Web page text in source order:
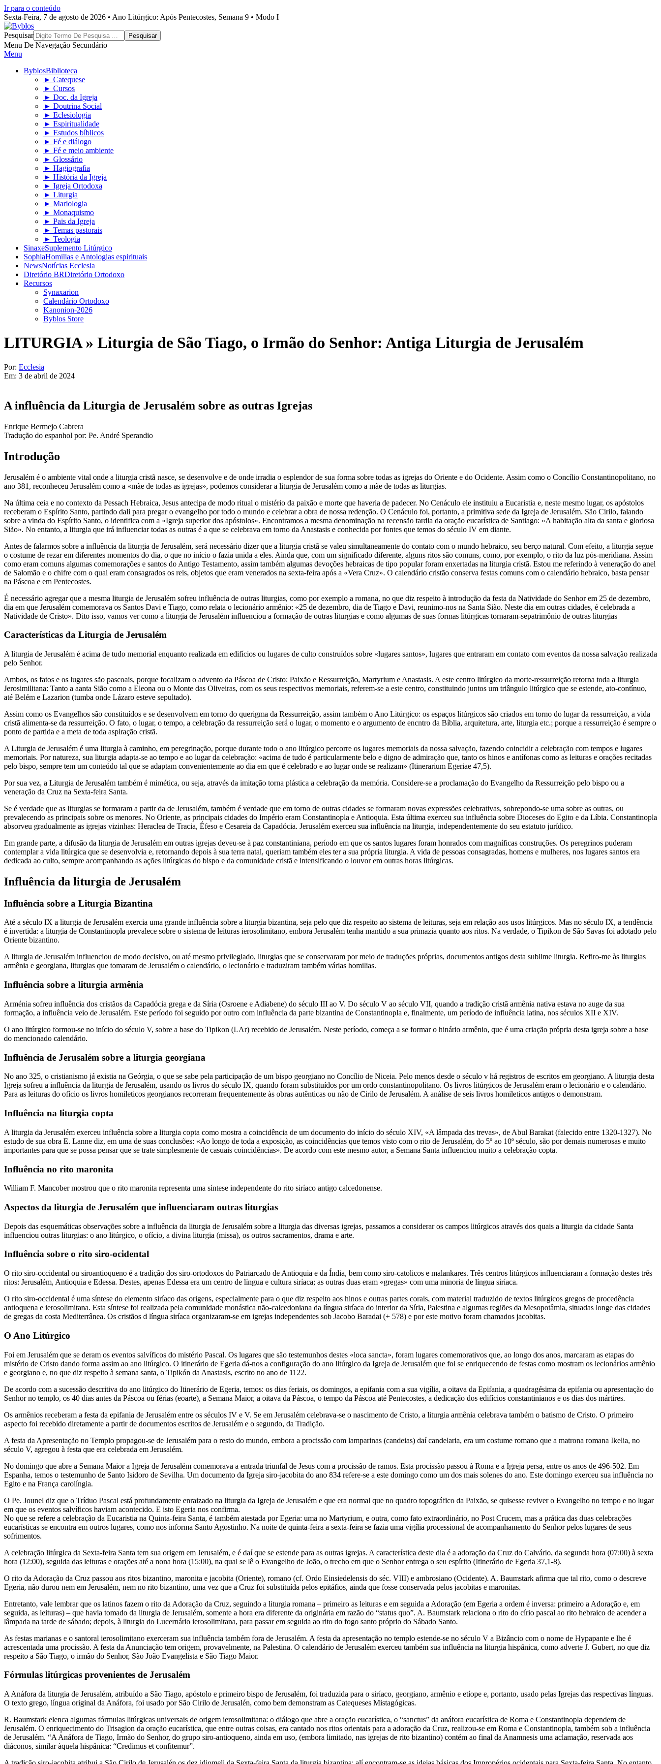
Ir para o conteúdo
Sexta-Feira, 7 de agosto de 2026 • Ano Litúrgico: Após Pentecostes, Semana 9 • Modo I
Byblos
Pesquisar
Menu De Navegação Secundário
Menu
ByblosBiblioteca
► Catequese
► Cursos
► Doc. da Igreja
► Doutrina Social
► Eclesiologia
► Espiritualidade
► Estudos bíblicos
► Fé e diálogo
► Fé e meio ambiente
► Glossário
► Hagiografia
► História da Igreja
► Igreja Ortodoxa
► Liturgia
► Mariologia
► Monaquismo
► Pais da Igreja
► Temas pastorais
► Teologia
SinaxeSuplemento Litúrgico
SophiaHomilias e Antologias espirituais
NewsNotícias Ecclesia
Diretório BRDiretório Ortodoxo
Recursos
Synaxarion
Calendário Ortodoxo
Kanonion-2026
Byblos Store
LITURGIA » Liturgia de São Tiago, o Irmão do Senhor: Antiga Liturgia de Jerusalém
Por: Ecclesia
Em: 3 de abril de 2024
A influência da Liturgia de Jerusalém sobre as outras Igrejas
Enrique Bermejo Cabrera
Tradução do espanhol por: Pe. André Sperandio
Introdução
Jerusalém é o ambiente vital onde a liturgia cristã nasce, se desenvolve e de onde irradia o esplendor de sua forma sobre todas as igrejas do Oriente e do Ocidente. Assim como o Concílio Constantinopolitano, no
ano 381, reconheceu Jerusalém como a «mãe de todas as igrejas», podemos considerar a liturgia de Jerusalém como a mãe de todas as liturgias.
Na última ceia e no contexto da Pessach Hebraica, Jesus antecipa de modo ritual o mistério da paixão e morte que haveria de padecer. No Cenáculo ele instituiu a Eucaristia e, neste mesmo lugar, os apóstolos
receberam o Espírito Santo, partindo dali para pregar o evangelho por todo o mundo e celebrar a obra de nossa redenção. O Cenáculo foi, portanto, a primitiva sede da Igreja de Jerusalém. São Cirilo, falando
sobre a vinda do Espírito Santo, o identifica com a «Igreja superior dos apóstolos». Encontramos a mesma denominação na recensão tardia da oração eucarística de Santiago: «A habitação alta da santa e gloriosa
Sião». No entanto, a liturgia que irá influenciar todas as outras é a que se celebrava em torno da Anastasis e conhecida por fontes que temos do século IV em diante.
Antes de falarmos sobre a influência da liturgia de Jerusalém, será necessário dizer que a liturgia cristã se valeu simultaneamente do contato com o mundo hebraico, seu berço natural. Com efeito, a liturgia segue
o costume de rezar em diferentes momentos do dia, o que no início o fazia unida a eles. Ainda que, com um significado diferente, alguns ritos são comuns, como, por exemplo, o rito da luz pós-meridiana. Assim
como eram comuns algumas comemorações e santos do Antigo Testamento, assim também algumas devoções hebraicas de tipo popular foram enxertadas na liturgia cristã. Estou me referindo à veneração do anel
de Salomão e o chifre com o qual eram consagrados os reis, objetos que eram venerados na sexta-feira após a «Vera Cruz». O calendário cristão conserva festas comuns com o calendário hebraico, basta pensar
na Páscoa e em Pentecostes.
É necessário agregar que a mesma liturgia de Jerusalém sofreu influência de outras liturgias, como por exemplo a romana, no que diz respeito à introdução da festa da Natividade do Senhor em 25 de dezembro,
dia em que Jerusalém comemorava os Santos Davi e Tiago, como relata o lecionário armênio: «25 de dezembro, dia de Tiago e Davi, reunimo-nos na Santa Sião. Neste dia em outras cidades, é celebrada a
Natividade de Cristo». Dito isso, vamos ver como a liturgia de Jerusalém influenciou a formação de outras liturgias e como algumas de suas formas litúrgicas tornaram-sepatrimônio de outras liturgias
Características da Liturgia de Jerusalém
A liturgia de Jerusalém é acima de tudo memorial enquanto realizada em edifícios ou lugares de culto construídos sobre «lugares santos», lugares que entraram em contato com eventos da nossa salvação realizada
pelo Senhor.
Ambos, os fatos e os lugares são pascoais, porque focalizam o advento da Páscoa de Cristo: Paixão e Ressurreição, Martyrium e Anastasis. A este centro litúrgico da morte-ressurreição retorna toda a liturgia
Jerosimilitana: Tanto a aanta Sião como a Eleona ou o Monte das Oliveiras, com os seus respectivos memoriais, referem-se a este centro, constituindo juntos um triângulo litúrgico que se estende, ato-contínuo,
até Belém e Lazarion (tumba onde Lázaro esteve sepultado).
Assim como os Evangelhos são constituídos e se desenvolvem em torno do querigma da Ressurreição, assim também o Ano Litúrgico: os espaços litúrgicos são criados em torno do lugar da ressurreição, a vida
cristã alimenta-se da ressurreição. O fato, o lugar, o tempo, a celebração da ressurreição será o lugar, o momento e o argumento de encntro da Bíblia, arquitetura, arte, liturgia etc.; porque a ressurreição é sempre o
ponto de partida e a meta de toda aspiração cristã.
A Liturgia de Jerusalém é uma liturgia à caminho, em peregrinação, porque durante todo o ano litúrgico percorre os lugares memoriais da nossa salvação, fazendo coincidir a celebração com tempos e lugares
memoriais. Por natureza, sua liturgia adapta-se ao tempo e ao lugar da celebração: «acima de tudo é particularmente belo e digno de admiração que, tanto os hinos e antífonas como as leituras e orações recitadas
pelo bispo, sempre tem um conteúdo tal que se adaptam convenientemente ao dia em que é celebrado e ao lugar onde se realizam» (Itinerarium Egeriae 47,5).
Por sua vez, a Liturgia de Jerusalém também é mimética, ou seja, através da imitação torna plástica a celebração da memória. Considere-se a proclamação do Evangelho da Ressurreição pelo bispo ou a
veneração da Cruz na Sexta-feira Santa.
Se é verdade que as liturgias se formaram a partir da de Jerusalém, também é verdade que em torno de outras cidades se formaram novas expressões celebrativas, sobrepondo-se uma sobre as outras, ou
prevalecendo as principais sobre os menores. No Oriente, as principais cidades do Império eram Constantinopla e Antioquia. Esta última exerceu sua influência sobre Dioceses do Egito e da Líbia. Constantinopla
absorveu gradualmente as igrejas vizinhas: Heraclea de Tracia, Éfeso e Cesareia da Capadócia. Jerusalém exerceu sua influência na liturgia, independentemente do seu estatuto jurídico.
Em grande parte, a difusão da liturgia de Jerusalém em outras igrejas deveu-se à paz constantiniana, período em que os santos lugares foram honrados com magníficas construções. Os peregrinos puderam
contemplar a vida litúrgica que se desenvolvia e, retornando depois à sua terra natal, queriam também eles ter a sua própria liturgia. A vida de pessoas consagradas, homens e mulheres, nos lugares santos era
dedicada ao culto, sempre acompanhando as ações litúrgicas do bispo e da comunidade cristã e intensificando o louvor em outras horas litúrgicas.
Influência da liturgia de Jerusalém
Influência sobre a Liturgia Bizantina
Até a século IX a liturgia de Jerusalém exercia uma grande influência sobre a liturgia bizantina, seja pelo que diz respeito ao sistema de leituras, seja em relação aos usos litúrgicos. Mas no século IX, a tendência
é invertida: a liturgia de Constantinopla prevalece sobre o sistema de leituras ierosolimitano, embora Jerusalém tenha mantido a sua primazia quanto aos ritos. Na verdade, o Tipikon de São Savas foi adotado pelo
Oriente bizantino.
A liturgia de Jerusalém influenciou de modo decisivo, ou até mesmo privilegiado, liturgias que se conservaram por meio de traduções próprias, documentos antigos desta sublime liturgia. Refiro-me às liturgias
armênia e georgiana, liturgias que tomaram de Jerusalém o calendário, o lecionário e traduziram também várias homilias.
Influência sobre a liturgia armênia
Arménia sofreu influência dos cristãos da Capadócia grega e da Síria (Osroene e Adiabene) do século III ao V. Do século V ao século VII, quando a tradição cristã armênia nativa estava no auge da sua
formação, a influência veio de Jerusalém. Este período foi seguido por outro com influência da parte bizantina de Constantinopla e, finalmente, um período de influência latina, nos séculos XII e XIV.
O ano litúrgico formou-se no início do século V, sobre a base do Tipikon (LAr) recebido de Jerusalém. Neste período, começa a se formar o hinário armênio, que é uma criação própria desta igreja sobre a base
do mencionado calendário.
Influência de Jerusalém sobre a liturgia georgiana
No ano 325, o cristianismo já existia na Geórgia, o que se sabe pela participação de um bispo georgiano no Concílio de Niceia. Pelo menos desde o século v há registros de escritos em georgiano. A liturgia desta
Igreja sofreu a influência da liturgia de Jerusalém, usando os livros do século IX, quando foram substituídos por um ordo constantinopolitano. Os livros litúrgicos de Jerusalém eram o lecionário e o calendário.
Para as leituras do ofício os livros homileticos georgianos recorreram frequentemente às obras autênticas ou não de Cirilo de Jerusalém. A análise de seis livros homileticos antigos o demonstram.
Influência na liturgia copta
A liturgia da Jerusalém exerceu influência sobre a liturgia copta como mostra a coincidência de um documento do início do século XIV, «A lâmpada das trevas», de Abul Barakat (falecido entre 1320-1327). No
estudo de sua obra E. Lanne diz, em uma de suas conclusões: «Ao longo de toda a exposição, as coincidências que temos visto com o rito de Jerusalém, do 5º ao 10º século, são por demais numerosas e muito
importantes para que se possa pensar que se trate simplesmente de casuais coincidências». De acordo com este mesmo autor, a Semana Santa influenciou muito a celebração copta.
Influência no rito maronita
William F. Mancober mostrou que o rito maronita representa uma síntese independente do rito siríaco antigo calcedonense.
Aspectos da liturgia de Jerusalém que influenciaram outras liturgias
Depois das esquemáticas observações sobre a influência da liturgia de Jerusalém sobre a liturgia das diversas igrejas, passamos a considerar os campos litúrgicos através dos quais a liturgia da cidade Santa
influenciou outras liturgias: o ano litúrgico, o ofício, a divina liturgia (missa), os outros sacramentos, drama e arte.
Influência sobre o rito siro-ocidental
O rito siro-occidental ou siroantioqueno é a tradição dos siro-ortodoxos do Patriarcado de Antioquia e da Índia, bem como siro-catolicos e malankares. Três centros litúrgicos influenciaram a formação destes três
ritos: Jerusalém, Antioquia e Edessa. Destes, apenas Edessa era um centro de língua e cultura siríaca; as outras duas eram «gregas» com uma minoria de língua siríaca.
O rito siro-occidental é uma síntese do elemento siríaco das origens, especialmente para o que diz respeito aos hinos e outras partes corais, com material traduzido de textos litúrgicos gregos de procedência
antioquena e ierosolimitana. Esta síntese foi realizada pela comunidade monástica não-calcedoniana da língua siríaca do interior da Síria, Palestina e algumas regiões da Mesopotâmia, situadas longe das cidades
de gregas da costa Mediterrânea. Os cristãos d língua siríaca organizaram-se em igrejas independentes sob Jacobo Baradai (+ 578) e por este motivo foram chamados jacobitas.
O Ano Litúrgico
Foi em Jerusalém que se deram os eventos salvíficos do mistério Pascal. Os lugares que são testemunhos destes «loca sancta», foram lugares comemorativos que, ao longo dos anos, marcaram as etapas do
mistério de Cristo dando forma assim ao ano litúrgico. O itinerário de Egeria dá-nos a configuração do ano litúrgico da Igreja de Jerusalém que foi se enriquecendo de festas como mostram os lecionários armênio
e georgiano e, no que diz respeito à semana santa, o Tipikón da Anastasis, escrito no ano de 1122.
De acordo com a sucessão descritiva do ano litúrgico do Itinerário de Egeria, temos: os dias feriais, os domingos, a epifania com a sua vigília, a oitava da Epifania, a quadragésima da epifania ou apresentação do
Senhor no templo, os 40 dias antes da Páscoa ou férias (eoarte), a Semana Maior, a oitava da Páscoa, o tempo da Páscoa até Pentecostes, a dedicação dos edifícios constantinianos e os dias dos mártires.
Os armênios receberam a festa da epifania de Jerusalém entre os séculos IV e V. Se em Jerusalém celebrava-se o nascimento de Cristo, a liturgia armênia celebrava também o batismo de Cristo. O primeiro
aspecto foi recebido diretamente a partir de documentos escritos de Jerusalém e o segundo, da Tradição.
A festa da Apresentação no Templo propagou-se de Jerusalém para o resto do mundo, embora a procissão com lamparinas (candeias) daí candelaria, era um costume romano que a matrona romana Ikelia, no
século V, agregou à festa que era celebrada em Jerusalém.
No domingo que abre a Semana Maior a Igreja de Jerusalém comemorava a entrada triunfal de Jesus com a procissão de ramos. Esta procissão passou à Roma e a Igreja persa, entre os anos de 496-502. Em
Espanha, temos o testemunho de Santo Isidoro de Sevilha. Um documento da Igreja siro-jacobita do ano 834 refere-se a este domingo como um dos mais solenes do ano. Este domingo exerceu sua influência no
Egito e na França carolíngia.
O Pe. Jounel diz que o Tríduo Pascal está profundamente enraizado na liturgia da Igreja de Jerusalém e que era normal que no quadro topográfico da Paixão, se quisesse reviver o Evangelho no tempo e no lugar
em que os eventos salvíficos haviam acontecido. E isto Egeria nos confirma.
No que se refere a celebração da Eucaristia na Quinta-feira Santa, é também atestada por Egeria: uma no Martyrium, e outra, como fato extraordinário, no Post Crucem, mas a prática das duas celebrações
eucarísticas se encontra em outros lugares, como nos informa Santo Agostinho. Na noite de quinta-feira a sexta-feira se fazia uma vigília processional de acompanhamento do Senhor pelos lugares de seus
sofrimentos.
A celebração litúrgica da Sexta-feira Santa tem sua origem em Jerusalém, e é daí que se estende para as outras igrejas. A característica deste dia é a adoração da Cruz do Calvário, da segunda hora (07:00) à sexta
hora (12:00), seguida das leituras e orações até a nona hora (15:00), na qual se lê o Evangelho de João, o trecho em que o Senhor entrega o seu espírito (Itinerário de Egeria 37,1-8).
O rito da Adoração da Cruz passou aos ritos bizantino, maronita e jacobita (Oriente), romano (cf. Ordo Einsiedelensis do séc. VIII) e ambrosiano (Ocidente). A. Baumstark afirma que tal rito, como o descreve
Egeria, não durou nem em Jerusalém, nem no rito bizantino, uma vez que a Cruz foi substituída pelos epitáfios, ainda que fosse conservada pelos jacobitas e maronitas.
Entretanto, vale lembrar que os latinos fazem o rito da Adoração da Cruz, seguindo a liturgia romana – primeiro as leituras e em seguida a Adoração (em Egeria a ordem é inversa: primeiro a Adoração e, em
seguida, as leituras) – que havia tomado da liturgia de Jerusalém, somente a hora era diferente da originária em razão do “status quo”. A. Baumstark relaciona o rito do círio pascal ao rito hebraico de acender a
lâmpada na tarde de sábado; depois, à liturgia do Lucernário ierosolimitana, para passar em seguida ao rito do fogo santo próprio do Sábado Santo.
As festas marianas e o santoral ierosolimitano exerceram sua influência também fora de Jerusalém. A festa da apresentação no templo estende-se no século V a Bizâncio com o nome de Hypapante e lhe é
acrescentada uma procissão. A festa da Anunciação tem origem, provavelmente, na Palestina. O calendário de Jerusalém exerceu também sua influência na liturgia hispânica, como adverte J. Gubert, no que diz
respeito a São Tiago, o irmão do Senhor, São João Evangelista e São Tiago Maior.
Fórmulas litúrgicas provenientes de Jerusalém
A Anáfora da liturgia de Jerusalém, atribuído a São Tiago, apóstolo e primeiro bispo de Jerusalém, foi traduzida para o siríaco, georgiano, armênio e etíope e, portanto, usado pelas Igrejas das respectivas línguas.
O texto grego, língua original da Anáfora, foi usado por São Cirilo de Jerusalén, como bem demonstram as Catequeses Mistagógicas.
R. Baumstark elenca algumas fórmulas litúrgicas universais de origem ierosolimitana: o diálogo que abre a oração eucarística, o “sanctus” da anáfora eucarística de Roma e Constantinopla dependem de
Jerusalém. O enriquecimento do Trisagion da oração eucarística, que entre outras coisas, era cantado nos ritos orientais para a adoração da Cruz, realizou-se em Roma e Constantinopla, também sob a influência
de Jerusalém. “A Anáfora de Tiago, Irmão do Senhor, do grupo siro-antioqueno, ainda em uso, (embora limitado, nas igrejas de rito bizantino) contém ao final da Anamnesis uma aclamação, reservada aos
diáconos, similar àquela hispânica: “Credimus et confitemur”.